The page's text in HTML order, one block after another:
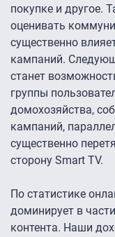
покупке и другое.
оценивать
существенно
кампаний.
станет
группы
домохозяйства,
кампаний,
существенно
сторону Smart TV.
По статистике
доминирует в
контента. Наши